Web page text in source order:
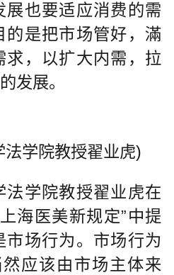
展也要适应消费的需
的是把市场管好，滿
求，以扩大内需，拉
发展。
学院教授翟业虎)
法学院教授翟业虎在
海医美新规定”中提
市场行为。市场行为
应该由市场主体来